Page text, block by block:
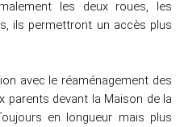
les deux roues, les
ils permettront un accès plus
avec le réaménagement des
parents devant la Maison de la
en longueur mais plus